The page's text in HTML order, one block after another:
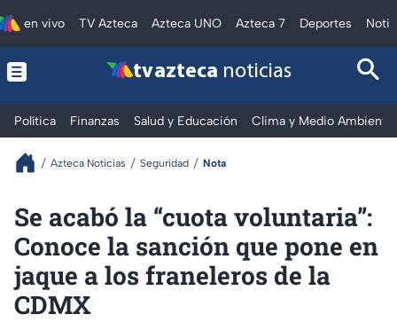
en vivo TV Azteca Azteca UNO Azteca 7 Deportes
tv azteca noticias
Política Finanzas Salud y Educación Clima y Medio Ambiente
Azteca Noticias Seguridad Nota
Se acabó la “cuota voluntaria”:
Conoce la sanción que pone en
jaque a los franeleros de la
CDMX